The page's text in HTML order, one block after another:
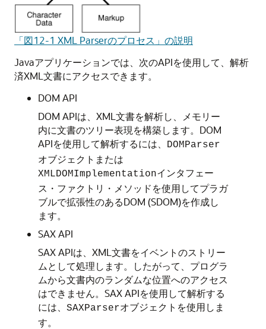
「図12-1 XML Parserのプロセス」の説明
Javaアプリケーションでは、次のAPIを使用して、解析
済XML文書にアクセスできます。
DOM API
DOM APIは、XML文書を解析し、メモリー
内に文書のツリー表現を構築します。DOM
APIを使用して解析するには、
DOMParser
オブジェクトまたは
XMLDOMImplementationインタフェー
ス・ファクトリ・メソッドを使用してプラガ
ブルで拡張性のあるDOM (SDOM)を作成し
ます。
SAX API
SAX APIは、XML文書をイベントのストリー
ムとして処理します。したがって、プログラ
ムから文書内のランダムな位置へのアクセス
はできません。SAX APIを使用して解析する
には、 SAXParserオブジェクトを使用しま
す。